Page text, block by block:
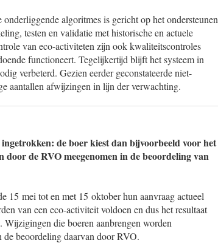
algoritmes is gericht op het ondersteunen
testen en validatie met historische en actuele
van eco-activiteten zijn ook kwaliteitscontroles
functioneert. Tegelijkertijd blijft het systeem in
verbeterd. Gezien eerder geconstateerde niet-
aantallen afwijzingen in lijn der verwachting.
de boer kiest dan bijvoorbeeld voor het
de RVO meegenomen in de beoordeling van
15 mei tot en met 15 oktober hun aanvraag actueel
van een eco-activiteit voldoen en dus het resultaat
die boeren aanbrengen worden
beoordeling daarvan door RVO.